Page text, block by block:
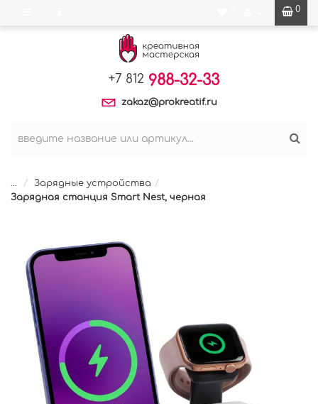
0
+7 812 988-32-33
zakaz@prokreatif.ru
...
Зарядные устройства
Зарядная станция Smart Nest, черная